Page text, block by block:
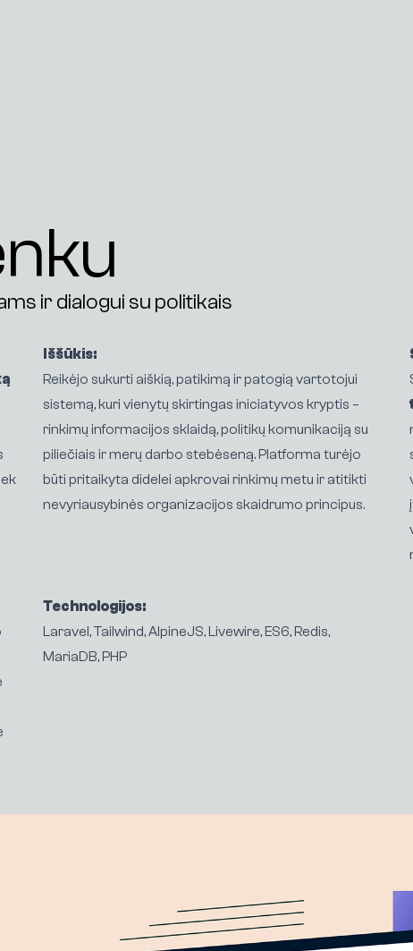
ir dialogui su politikais
Iššūkis:
Reikėjo sukurti aiškią, patikimą ir patogią vartotojui
sistemą, kuri vienytų skirtingas iniciatyvos kryptis –
rinkimų informacijos sklaidą, politikų komunikaciją su
piliečiais ir merų darbo stebėseną. Platforma turėjo
būti pritaikyta didelei apkrovai rinkimų metu ir atitikti
nevyriausybinės organizacijos skaidrumo principus.
Technologijos:
Laravel, Tailwind, AlpineJS, Livewire, ES6, Redis,
MariaDB, PHP